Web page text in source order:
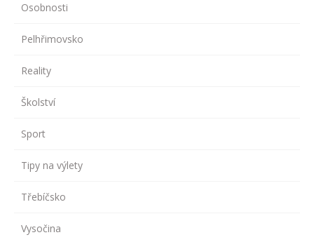
Osobnosti
Pelhřimovsko
Reality
Školství
Sport
Tipy na výlety
Třebíčsko
Vysočina